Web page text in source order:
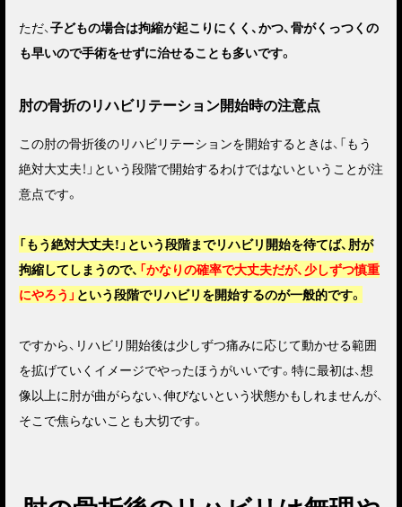
ただ、子どもの場合は拘縮が起こりにくく、かつ、骨がくっつくの
も早いので手術をせずに治せることも多いです。
肘の骨折のリハビリテーション開始時の注意点
この肘の骨折後のリハビリテーションを開始するときは、「もう
絶対大丈夫！」という段階で開始するわけではないということが注
意点です。
「もう絶対大丈夫！」という段階までリハビリ開始を待てば、肘が
拘縮してしまうので、 「かなりの確率で大丈夫だが、少しずつ慎重
にやろう」 という段階でリハビリを開始するのが一般的です。
ですから、リハビリ開始後は少しずつ痛みに応じて動かせる範囲
を拡げていくイメージでやったほうがいいです。特に最初は、想
像以上に肘が曲がらない、伸びないという状態かもしれませんが、
そこで焦らないことも大切です。